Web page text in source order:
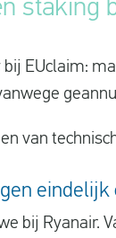
staking
bij EUclaim:
van
eindelijk
bij Ryanair.